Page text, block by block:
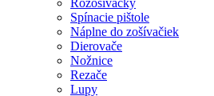
Rozošívačky
Spínacie pištole
Náplne do zošívačiek
Dierovače
Nožnice
Rezače
Lupy